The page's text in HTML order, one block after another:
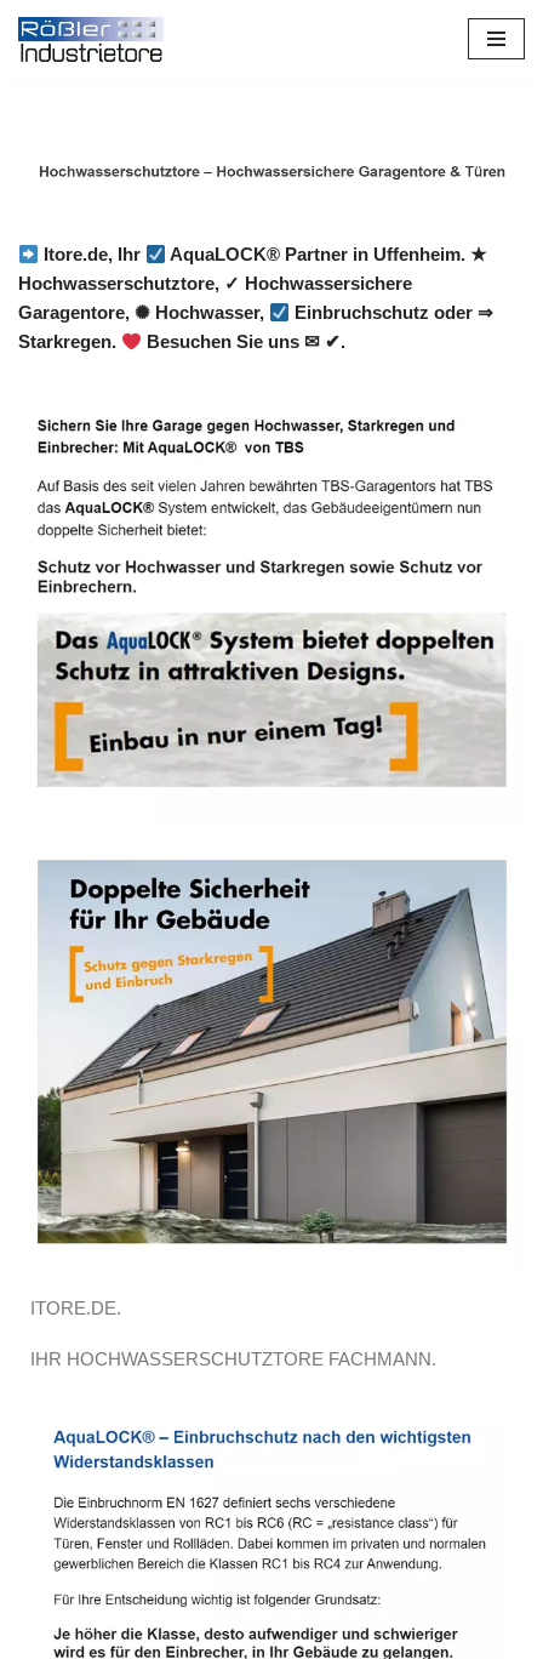
Zum
Itore.de, Ihr
AquaLOCK® Partner in Uffenheim. ★
Hochwasserschutztore, ✓ Hochwassersichere
Garagentore, ✺ Hochwasser,
Einbruchschutz oder ⇒
Starkregen.
Besuchen Sie uns ✉ ✔.
ITORE.DE.
IHR HOCHWASSERSCHUTZTORE FACHMANN.